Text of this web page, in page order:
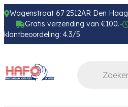
Wagenstraat 67 2512AR Den Haag
Gratis verzending van €100.-
klantbeoordeling: 4.3/5